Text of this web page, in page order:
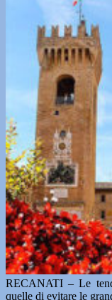
RECANATI – Le
quelle di evitare le